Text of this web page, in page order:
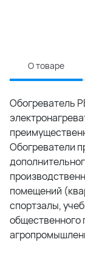
О товаре
Обогреватель
Обогреватели
помещений
спортзалы,
общественного